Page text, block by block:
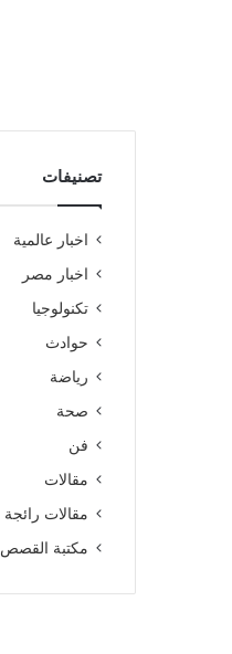
تصنيفات
اخبار عالمية
اخبار مصر
تكنولوجيا
حوادث
رياضة
صحة
فن
مقالات
مقالات رائجة
مكتبة القصص